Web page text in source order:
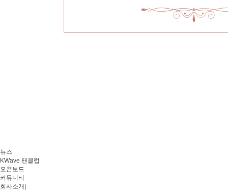
뉴스
KWave 팬클럽
오픈보드
커뮤니티
회사소개